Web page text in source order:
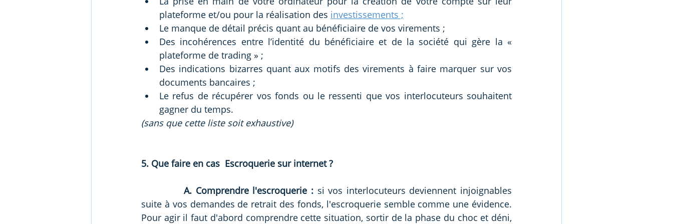
plateforme et/ou pour la réalisation des investissements ;
Le manque de détail précis quant au bénéficiaire de vos virements ;
Des incohérences entre l’identité du bénéficiaire et de la société qui gère la «
plateforme de trading » ;
Des indications bizarres quant aux motifs des virements à faire marquer sur vos
documents bancaires ;
Le refus de récupérer vos fonds ou le ressenti que vos interlocuteurs souhaitent
gagner du temps.
(sans que cette liste soit exhaustive)
5. Que faire en cas  Escroquerie sur internet ?
A. Comprendre l'escroquerie : si vos interlocuteurs deviennent injoignables
suite à vos demandes de retrait des fonds, l'escroquerie semble comme une évidence.
Pour agir il faut d'abord comprendre cette situation, sortir de la phase du choc et déni,